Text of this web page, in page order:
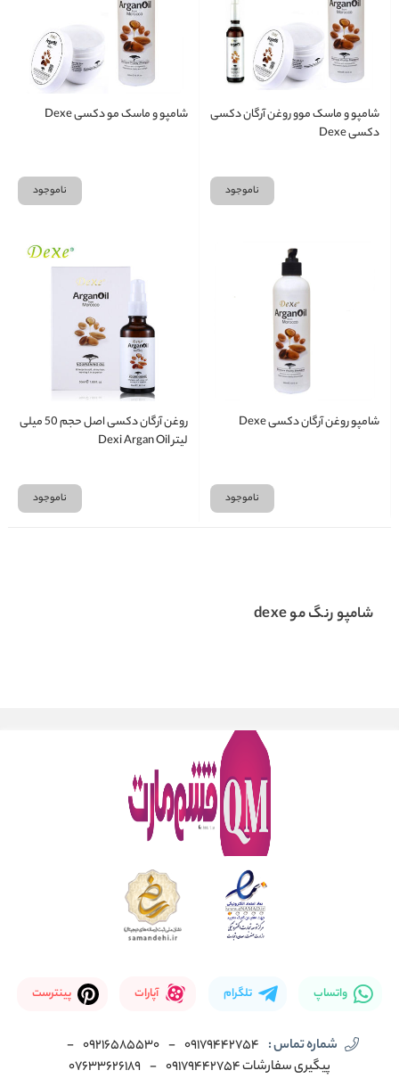
شامپو و ماسک موو روغن آرگان دکسی
دکسی Dexe
ناموجود
شامپو و ماسک مو دکسی Dexe
ناموجود
شامپو روغن آرگان دکسی Dexe
ناموجود
روغن آرگان دکسی اصل حجم 50 میلی
لیتر Dexi Argan Oil
ناموجود
شامپو رنگ مو dexe
واتساپ تلگرام آپارات پینترست
شماره تماس : 09179442754
-
09216585530
-
پیگیری سفارشات 09179442754
-
07633626189